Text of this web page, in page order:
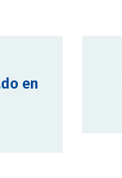
en